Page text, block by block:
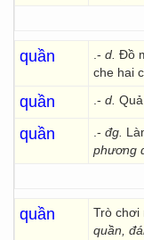
quần .- d. Đồ
che hai
quần .- d.
quần .- đg.
phương
quần Trò chơi
quần,